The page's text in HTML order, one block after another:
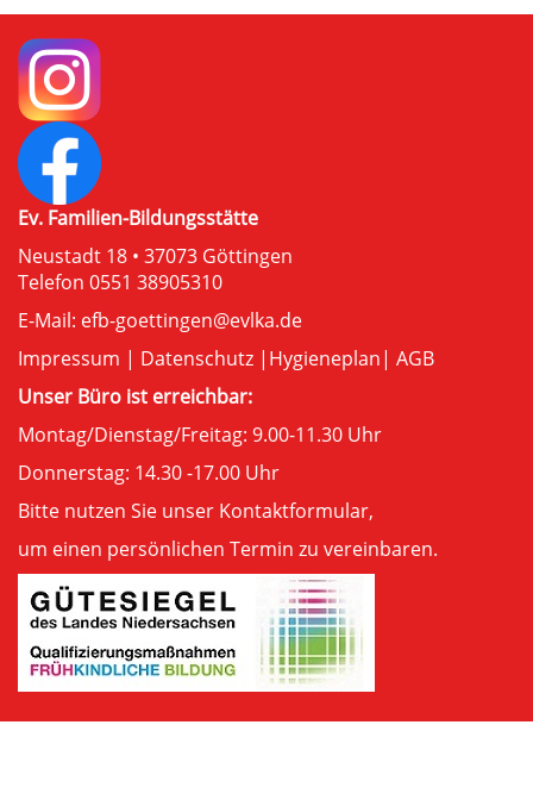
Ev. Familien-Bildungsstätte
Neustadt 18 • 37073 Göttingen
Telefon 0551 38905310
E-Mail: efb-goettingen@evlka.de
Impressum | Datenschutz | Hygieneplan| AGB
Unser Büro ist erreichbar:
Montag/Dienstag/Freitag: 9.00-11.30 Uhr
Donnerstag: 14.30 -17.00 Uhr
Bitte nutzen Sie unser Kontaktformular,
um einen persönlichen Termin zu vereinbaren.